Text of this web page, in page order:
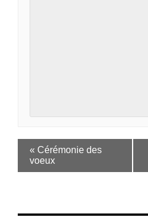
« Cérémonie des
voeux